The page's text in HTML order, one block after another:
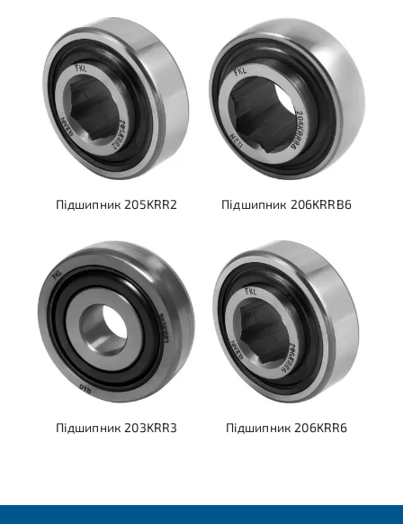
Підшипник 205KRR2 Підшипник 206KRRB6
Підшипник 203KRR3 Підшипник 206KRR6